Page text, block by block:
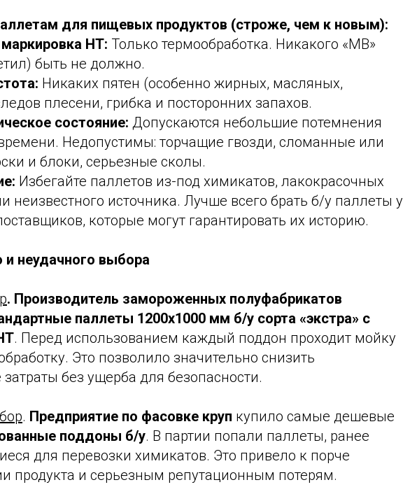
для пищевых продуктов (строже, чем к новым):
HT: Только термообработка. Никакого «MB»
быть не должно.
Никаких пятен (особенно жирных, масляных,
плесени, грибка и посторонних запахов.
состояние: Допускаются небольшие потемнения
Недопустимы: торчащие гвозди, сломанные или
и блоки, серьезные сколы.
Избегайте паллетов из-под химикатов, лакокрасочных
неизвестного источника. Лучше всего брать б/у паллеты у
которые могут гарантировать их историю.
неудачного выбора
. Производитель замороженных полуфабрикатов
паллеты 1200x1000 мм б/у сорта «экстра» с
. Перед использованием каждый поддон проходит мойку
Это позволило значительно снизить
затраты без ущерба для безопасности.
. Предприятие по фасовке круп купило самые дешевые
поддоны б/у. В партии попали паллеты, ранее
для перевозки химикатов. Это привело к порче
продукта и серьезным репутационным потерям.